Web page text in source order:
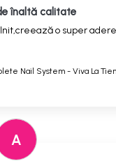
înaltă calitate
o super
Nail System - Viva La
A